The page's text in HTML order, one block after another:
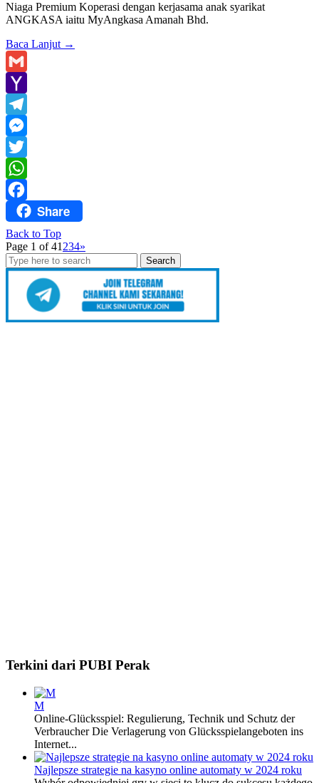
Niaga Premium Koperasi dengan kerjasama anak syarikat
ANGKASA iaitu MyAngkasa Amanah Bhd.
Baca Lanjut →
Gmail
Yahoo
Mail
Telegram
Messenger
Twitter
WhatsApp
FacebookShare
Back to Top
Page 1 of 41 234»
Search
for:
Terkini dari PUBI Perak
M
Online-Glücksspiel: Regulierung, Technik und Schutz der
Verbraucher Die Verlagerung von Glücksspielangeboten ins
Internet...
Najlepsze strategie na kasyno online automaty w 2024 roku